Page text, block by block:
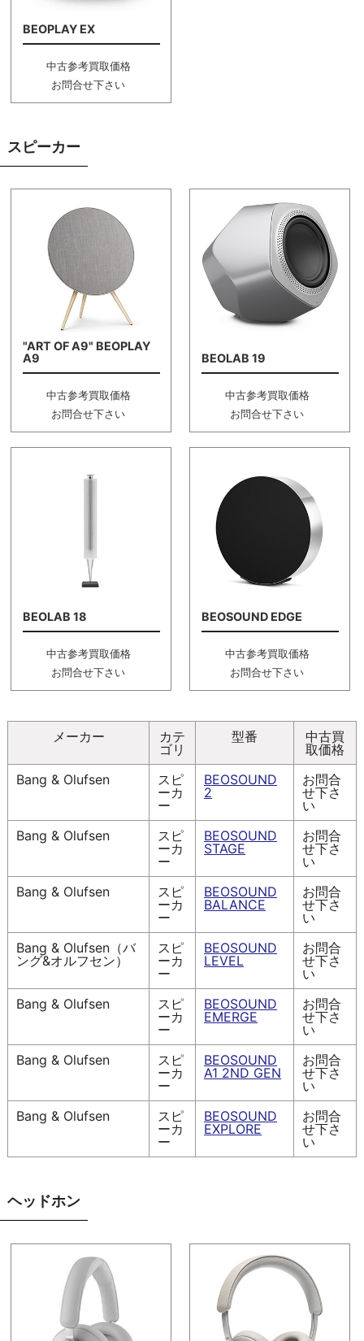
BEOPLAY EX
中古参考買取価格
お問合せ下さい
スピーカー
"ART OF A9" BEOPLAY
A9
中古参考買取価格
お問合せ下さい
BEOLAB 19
中古参考買取価格
お問合せ下さい
BEOLAB 18
中古参考買取価格
お問合せ下さい
BEOSOUND EDGE
中古参考買取価格
お問合せ下さい
メーカー
カテ
ゴリ
型番
中古買
取価格
Bang & Olufsen
スピ
ーカ
ー
BEOSOUND
2
お問合
せ下さ
い
Bang & Olufsen
スピ
ーカ
ー
BEOSOUND
STAGE
お問合
せ下さ
い
Bang & Olufsen
スピ
ーカ
ー
BEOSOUND
BALANCE
お問合
せ下さ
い
Bang & Olufsen（バ
ング&オルフセン）
スピ
ーカ
ー
BEOSOUND
LEVEL
お問合
せ下さ
い
Bang & Olufsen
スピ
ーカ
ー
BEOSOUND
EMERGE
お問合
せ下さ
い
Bang & Olufsen
スピ
ーカ
ー
BEOSOUND
A1 2ND GEN
お問合
せ下さ
い
Bang & Olufsen
スピ
ーカ
ー
BEOSOUND
EXPLORE
お問合
せ下さ
い
ヘッドホン